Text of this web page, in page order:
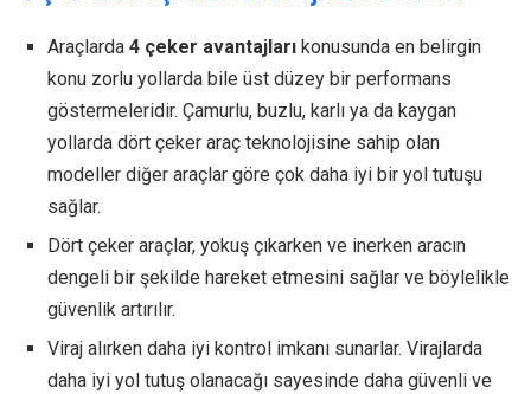
Araçlarda 4 çeker avantajları konusunda en belirgin
konu zorlu yollarda bile üst düzey bir performans
göstermeleridir. Çamurlu, buzlu, karlı ya da kaygan
yollarda dört çeker araç teknolojisine sahip olan
modeller diğer araçlar göre çok daha iyi bir yol tutuşu
sağlar.
Dört çeker araçlar, yokuş çıkarken ve inerken aracın
dengeli bir şekilde hareket etmesini sağlar ve böylelikle
güvenlik artırılır.
Viraj alırken daha iyi kontrol imkanı sunarlar. Virajlarda
daha iyi yol tutuş olanacağı sayesinde daha güvenli ve